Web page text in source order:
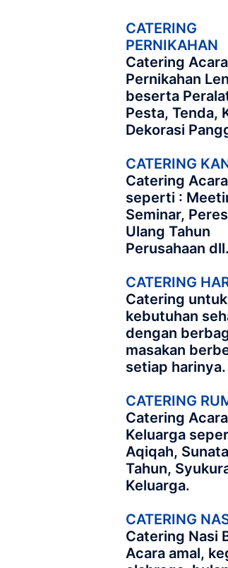
CATERING
PERNIKAHAN
Catering Acara
Pernikahan
beserta
Pesta, Tenda,
Dekorasi
CATERING
Catering
seperti :
Seminar,
Ulang Tahun
Perusahaan dll.
CATERING
Catering untuk
kebutuhan
dengan
masakan
setiap harinya.
CATERING
Catering Acara
Keluarga
Aqiqah,
Tahun,
Keluarga.
CATERING
Catering Nasi
Acara amal,